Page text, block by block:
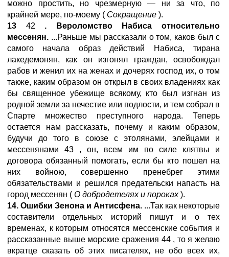
можно простить, но чрезмерную — ни за что, по
крайней мере, по-моему ( Сокращение ).
13 42 . Вероломство Набиса относительно
мессенян. ...Раньше мы рассказали о том, каков был с
самого начала образ действий Набиса, тирана
лакедемонян, как он изгонял граждан, освобождал
рабов и женил их на женах и дочерях господ их, о том
также, каким образом он открыл в своих владениях как
бы священное убежище всякому, кто был изгнан из
родной земли за нечестие или подлости, и тем собрал в
Спарте множество преступного народа. Теперь
остается нам рассказать, почему и каким образом,
будучи до того в союзе с этолянами, элейцами и
мессенянами 43 , он, всем им по силе клятвы и
договора обязанный помогать, если бы кто пошел на
них войною, совершенно пренебрег этими
обязательствами и решился предательски напасть на
город мессенян ( О добродетелях и пороках).
14. Ошибки Зенона и Антисфена. ...Так как некоторые
составители отдельных историй пишут и о тех
временах, к которым относятся мессенские события и
рассказанные выше морские сражения 44 , то я желаю
вкратце сказать об этих писателях, не обо всех их,